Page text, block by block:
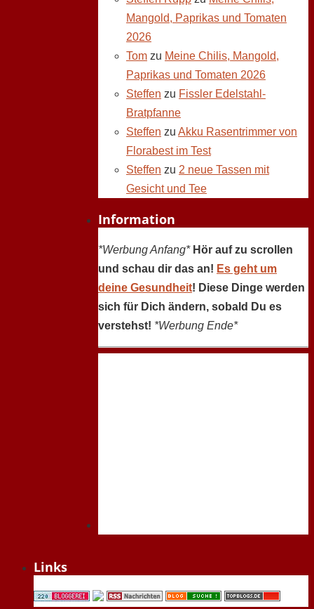
Mangold, Paprikas und Tomaten
2026
Tom zu Meine Chilis, Mangold,
Paprikas und Tomaten 2026
Steffen zu Fissler Edelstahl-
Bratpfanne
Steffen zu Akku Rasentrimmer von
Florabest im Test
Steffen zu 2 neue Tassen mit
Gesicht und Tee
Information
*Werbung Anfang* Hör auf zu scrollen
und schau dir das an! Es geht um
deine Gesundheit! Diese Dinge werden
sich für Dich ändern, sobald Du es
verstehst! *Werbung Ende*
Links